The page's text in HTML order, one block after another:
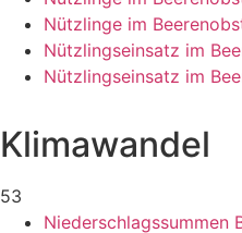
Nützlinge im
Nützlingseinsatz im
Nützlingseinsatz im
Klimawandel
53
Niederschlagssummen